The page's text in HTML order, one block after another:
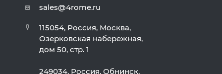
sales@4rome.ru
115054, Россия, Москва,
Озерковская набережная,
дом 50, стр. 1
249034, Россия, Обнинск,